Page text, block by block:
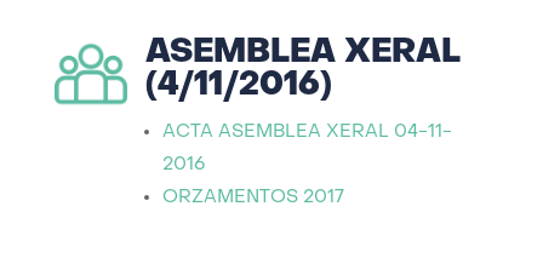
ASEMBLEA XERAL
(4/11/2016)
ACTA ASEMBLEA XERAL 04-11-
2016
ORZAMENTOS 2017